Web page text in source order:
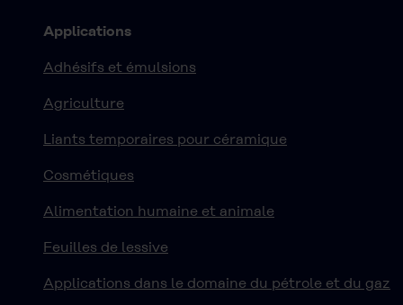
Applications
Adhésifs et émulsions
Agriculture
Liants temporaires pour céramique
Cosmétiques
Alimentation humaine et animale
Feuilles de lessive
Applications dans le domaine du pétrole et du gaz